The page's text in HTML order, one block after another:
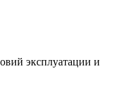
эксплуатации и